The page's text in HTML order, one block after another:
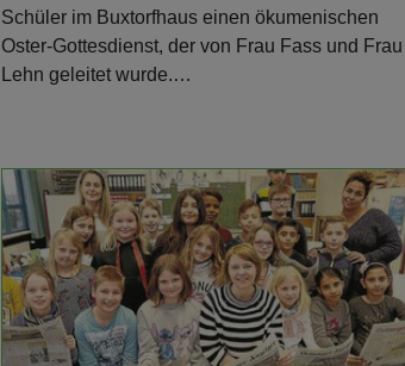
Schüler im Buxtorfhaus einen ökumenischen
Oster-Gottesdienst, der von Frau Fass und Frau
Lehn geleitet wurde.…
Weiterlesen